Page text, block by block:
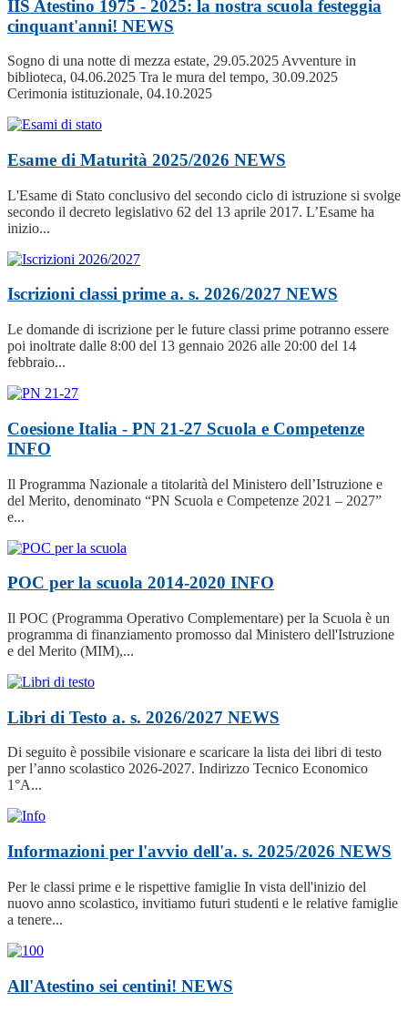
IIS Atestino 1975 - 2025: la nostra scuola festeggia
cinquant'anni! NEWS
Sogno di una notte di mezza estate, 29.05.2025 Avventure in
biblioteca, 04.06.2025 Tra le mura del tempo, 30.09.2025
Cerimonia istituzionale, 04.10.2025
Esame di Maturità 2025/2026 NEWS
L'Esame di Stato conclusivo del secondo ciclo di istruzione si svolge
secondo il decreto legislativo 62 del 13 aprile 2017. L’Esame ha
inizio...
Iscrizioni classi prime a. s. 2026/2027 NEWS
Le domande di iscrizione per le future classi prime potranno essere
poi inoltrate dalle 8:00 del 13 gennaio 2026 alle 20:00 del 14
febbraio...
Coesione Italia - PN 21-27 Scuola e Competenze
INFO
Il Programma Nazionale a titolarità del Ministero dell’Istruzione e
del Merito, denominato “PN Scuola e Competenze 2021 – 2027”
e...
POC per la scuola 2014-2020 INFO
Il POC (Programma Operativo Complementare) per la Scuola è un
programma di finanziamento promosso dal Ministero dell'Istruzione
e del Merito (MIM),...
Libri di Testo a. s. 2026/2027 NEWS
Di seguito è possibile visionare e scaricare la lista dei libri di testo
per l’anno scolastico 2026-2027. Indirizzo Tecnico Economico
1°A...
Informazioni per l'avvio dell'a. s. 2025/2026 NEWS
Per le classi prime e le rispettive famiglie In vista dell'inizio del
nuovo anno scolastico, invitiamo futuri studenti e le relative famiglie
a tenere...
All'Atestino sei centini! NEWS